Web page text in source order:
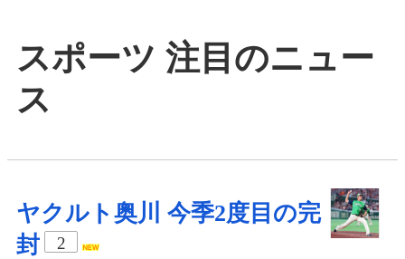
スポーツ 注目のニュー
ス
ヤクルト奥川 今季2度目の完
封
2